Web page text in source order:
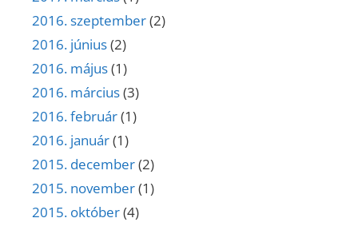
2016. szeptember(2)
2016. június(2)
2016. május(1)
2016. március(3)
2016. február(1)
2016. január(1)
2015. december(2)
2015. november(1)
2015. október(4)